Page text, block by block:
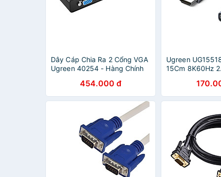
Dây Cáp Chia Ra 2 Cổng VGA
Ugreen 40254 - Hàng Chính
454.000 đ
Ugreen
15Cm 8K60Hz
CHÍNH HÃNG